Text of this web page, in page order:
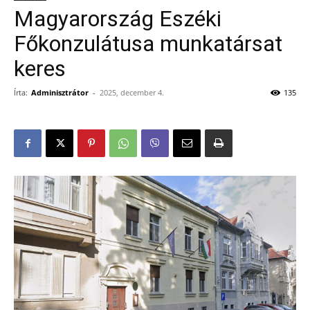
Magyarország Eszéki
Főkonzulátusa munkatársat
keres
Írta: Adminisztrátor - 2025, december 4. 135